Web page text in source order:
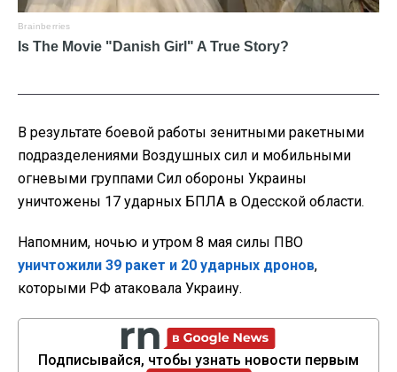
В результате боевой работы зенитными ракетными
подразделениями Воздушных сил и мобильными
огневыми группами Сил обороны Украины
уничтожены 17 ударных БПЛА в Одесской области.
Напомним, ночью и утром 8 мая силы ПВО
уничтожили 39 ракет и 20 ударных дронов,
которыми РФ атаковала Украину.
Подписывайся, чтобы узнать новости первым